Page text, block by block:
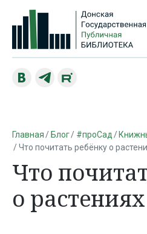
Главная Блог #проСад
Что почитать ребёнку о
Что
о растениях